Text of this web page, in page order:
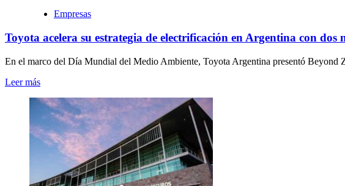
Empresas
Toyota acelera su estrategia de electrificación en Argentina con
En el marco del Día Mundial del Medio Ambiente, Toyota Argentina presentó Beyond
Leer más